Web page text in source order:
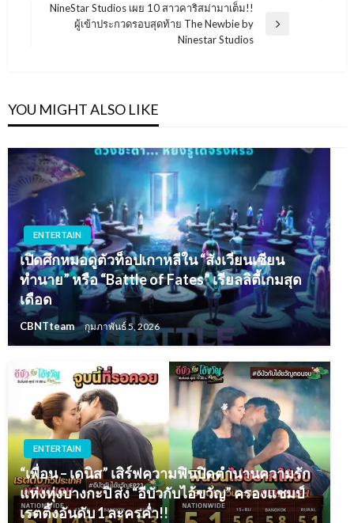
NineStar Studios เผย 10 สาวคาริสม่ามาเต็ม!!
ผู้เข้าประกวดรอบสุดท้าย The Newbie by
Ninestar Studios
YOU MIGHT ALSO LIKE
ENTERTAIN
เปิดศึกหมอดูตัวท็อปเกาหลีใน “สังเวียนเซียน
ทำนาย” หรือ “Battle of Fates” เรียลลิตี้เกมสุด
เดือด
CBNTteam กุมภาพันธ์ 5, 2026
ENTERTAIN
“เพื่อน – เดนิส” เสิร์ฟความฟินปิดตำนานความรัก
แห่งทุ่งบางกะปิ ส่ง “อีบัวกับไอ้ขวัญ” ครองแชมป์
เรตติ้งอันดับ 1 ละครค่ำ!!